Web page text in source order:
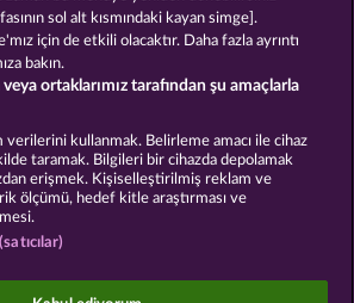
Gizlilik Beyanı Künye
SSS Facebook
talebini gönder
sadece eğlence amaçlıdır ve
sol alt kısmındaki kayan simge].
için de etkili olacaktır. Daha fazla ayrıntı
bakın.
veya ortaklarımız tarafından şu amaçlarla
verilerini kullanmak. Belirleme amacı ile cihaz
taramak. Bilgileri bir cihazda depolamak
erişmek. Kişiselleştirilmiş reklam ve
ölçümü, hedef kitle araştırması ve